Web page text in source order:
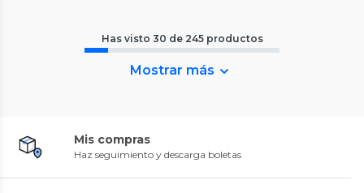
Has visto 30 de 245 productos
Mostrar más
Mis compras
Haz seguimiento y descarga boletas